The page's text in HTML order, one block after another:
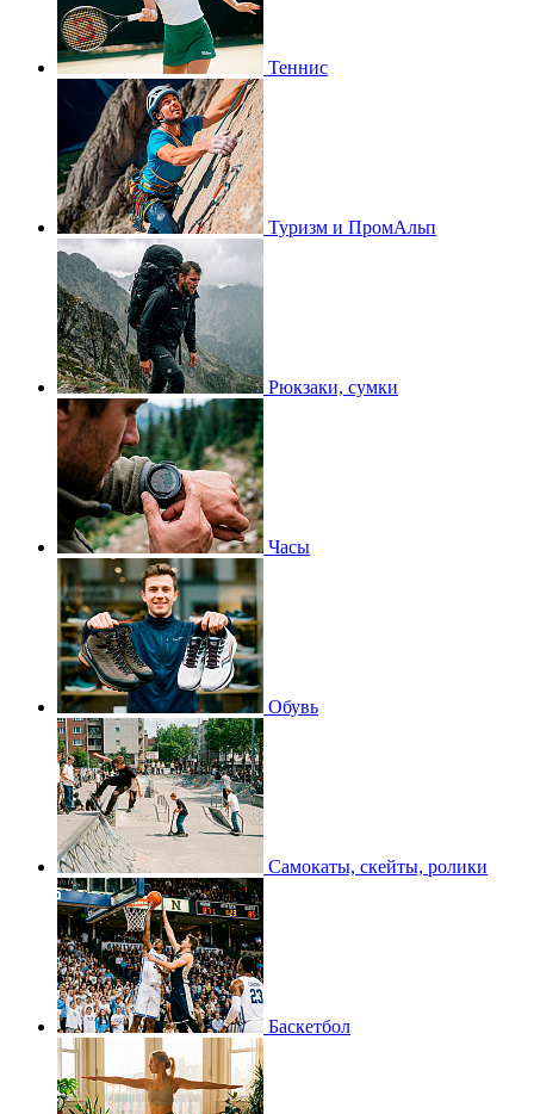
Теннис
Туризм и ПромАльп
Рюкзаки, сумки
Часы
Обувь
Самокаты, скейты, ролики
Баскетбол